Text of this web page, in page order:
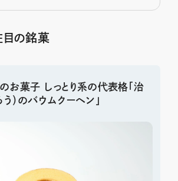
の銘菓
お菓子 しっとり系の代表格「治
）のバウムクーヘン」